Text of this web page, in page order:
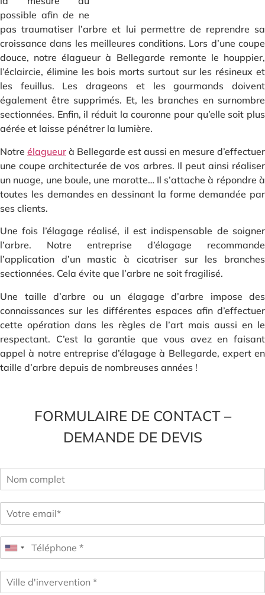
possible afin de ne
pas traumatiser l’arbre et lui permettre de reprendre sa
croissance dans les meilleures conditions. Lors d’une coupe
douce, notre élagueur à Bellegarde remonte le houppier,
l’éclaircie, élimine les bois morts surtout sur les résineux et
les feuillus. Les drageons et les gourmands doivent
également être supprimés. Et, les branches en surnombre
sectionnées. Enfin, il réduit la couronne pour qu’elle soit plus
aérée et laisse pénétrer la lumière.
Notre élagueur à Bellegarde est aussi en mesure d’effectuer
une coupe architecturée de vos arbres. Il peut ainsi réaliser
un nuage, une boule, une marotte… Il s’attache à répondre à
toutes les demandes en dessinant la forme demandée par
ses clients.
Une fois l’élagage réalisé, il est indispensable de soigner
l’arbre. Notre entreprise d’élagage recommande
l’application d’un mastic à cicatriser sur les branches
sectionnées. Cela évite que l’arbre ne soit fragilisé.
Une taille d’arbre ou un élagage d’arbre impose des
connaissances sur les différentes espaces afin d’effectuer
cette opération dans les règles de l’art mais aussi en le
respectant. C’est la garantie que vous avez en faisant
appel à notre entreprise d’élagage à Bellegarde, expert en
taille d’arbre depuis de nombreuses années !
FORMULAIRE DE CONTACT –
DEMANDE DE DEVIS